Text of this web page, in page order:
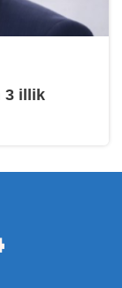
3 illik